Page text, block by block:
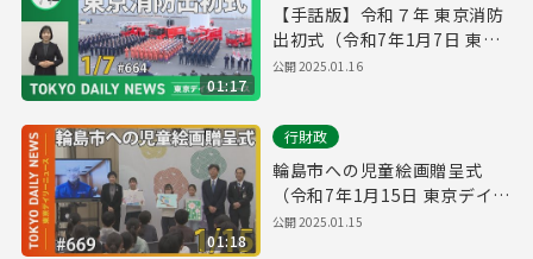
01:17
【手話版】令和７年 東京消防
出初式（令和7年1月7日 東京
デイリーニュース No.664）
公開2025.01.16
01:18
行財政
輪島市への児童絵画贈呈式
（令和7年1月15日 東京デイリ
ーニュース No.669）
公開2025.01.15